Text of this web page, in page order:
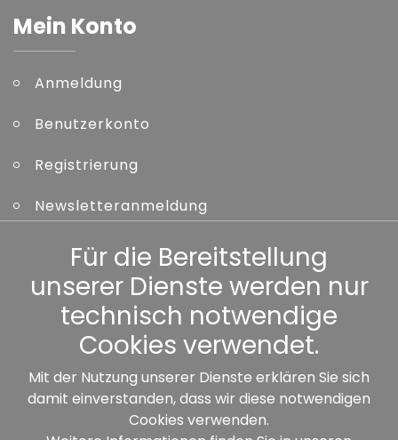
Mein Konto
Anmeldung
Benutzerkonto
Registrierung
Newsletteranmeldung
Kennwort vergessen
Sonstiges
Unsere Partner:
Für die Bereitstellung
unserer Dienste werden nur
technisch notwendige
Cookies verwendet.
Mit der Nutzung unserer Dienste erklären Sie sich
damit einverstanden, dass wir diese notwendigen
Cookies verwenden.